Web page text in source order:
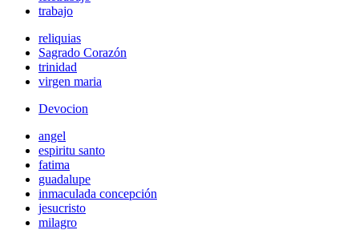
trabajo
reliquias
Sagrado Corazón
trinidad
virgen maria
Devocion
angel
espiritu santo
fatima
guadalupe
inmaculada concepción
jesucristo
milagro